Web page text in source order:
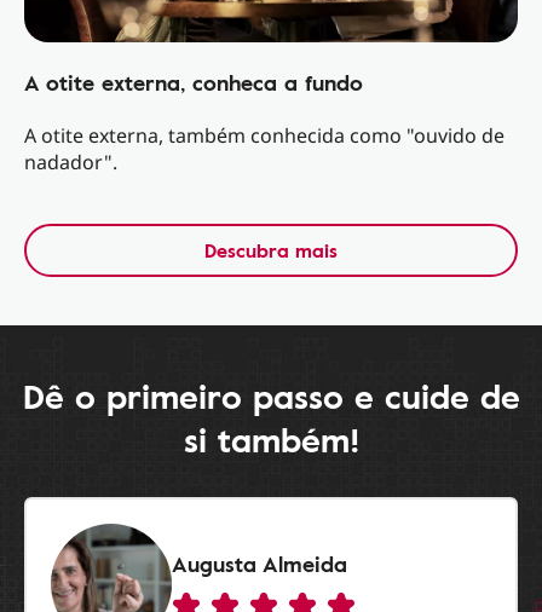
A otite externa, conheca a fundo
A otite externa, também conhecida como "ouvido de
nadador".
Descubra mais
Dê o primeiro passo e cuide de
si também!
Augusta Almeida